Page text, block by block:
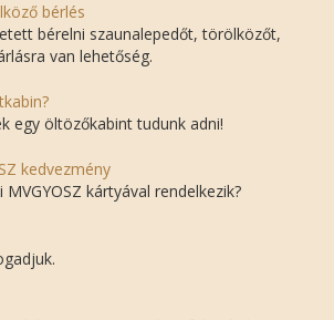
bérlés
bérelni szaunalepedőt, törölközőt,
van lehetőség.
egy öltözőkabint tudunk adni!
kedvezmény
kártyával rendelkezik?